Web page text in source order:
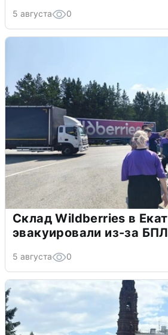
5 августа 0
Склад Wildberries в
эвакуировали из-за
5 августа 0